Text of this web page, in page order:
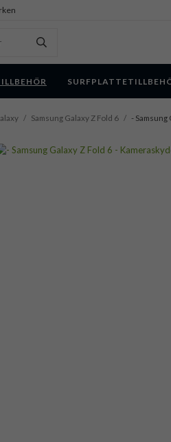
/ Samsung Galaxy Z Fold 6 / -